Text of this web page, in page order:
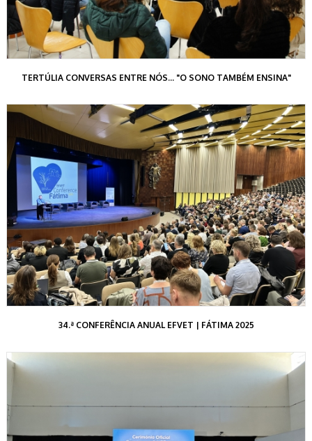
TERTÚLIA CONVERSAS ENTRE NÓS... "O SONO TAMBÉM ENSINA"
34.ª CONFERÊNCIA ANUAL EFVET | FÁTIMA 2025